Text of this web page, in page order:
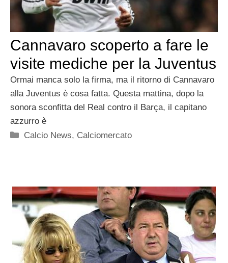
Cannavaro scoperto a fare le
visite mediche per la Juventus
Ormai manca solo la firma, ma il ritorno di Cannavaro
alla Juventus è cosa fatta. Questa mattina, dopo la
sonora sconfitta del Real contro il Barça, il capitano
azzurro è
Categorie
Calcio News, Calciomercato